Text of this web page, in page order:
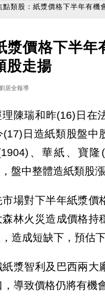
點類股：紙漿價格下半年有機
漿價格下半年
股走揚
居全報導
陳瑞和昨(16)日在
日造紙類股盤中
、華紙、寶
盤中整體造紙類股漲
場對下半年紙漿
林火災造成價格持
造成短缺下，預估
漿智利及巴西兩大
導致價格仍將有機